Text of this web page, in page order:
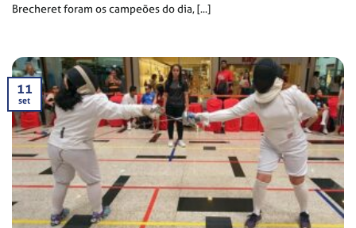
Brecheret foram os campeões do dia, [...]
11
set